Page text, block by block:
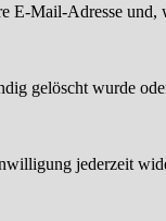
E-Mail-Adresse und,
gelöscht wurde
jederzeit